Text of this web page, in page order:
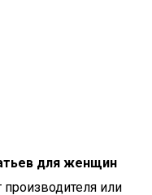
для женщин
производителя или